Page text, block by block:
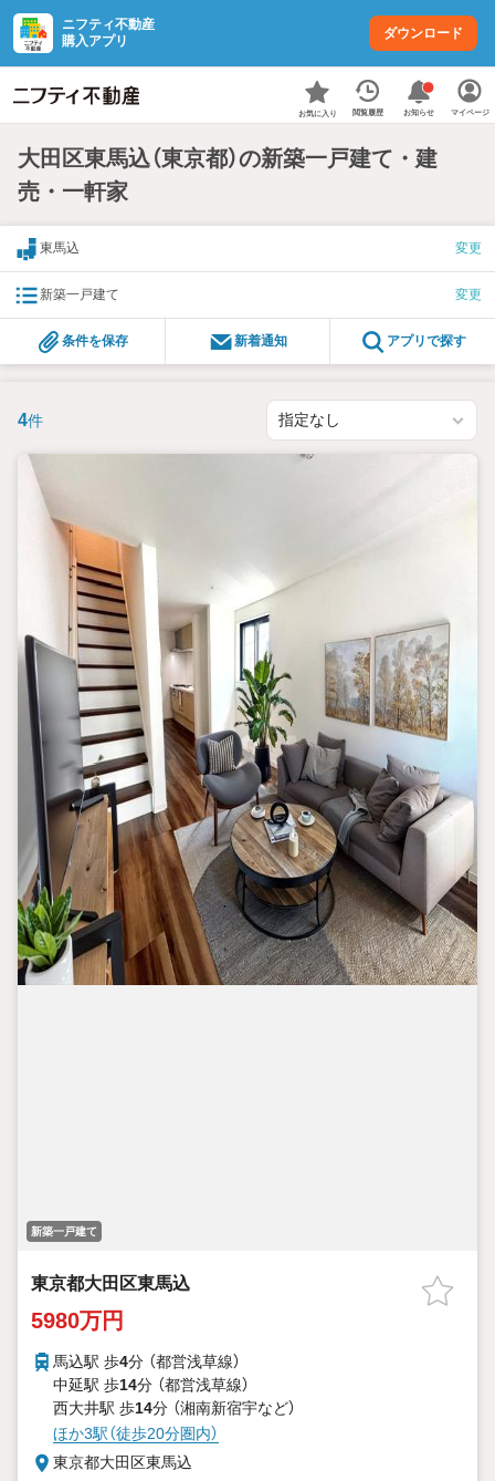
ニフティ不動産
購入アプリ
ダウンロード
お気に入り 閲覧履歴 お知らせ マイページ
大田区東馬込（東京都）の新築一戸建て・建
売・一軒家
東馬込 変更
新築一戸建て 変更
条件を保存 新着通知 アプリで探す
4件
新築一戸建て
東京都大田区東馬込
5980万円
馬込駅 歩4分 （都営浅草線）
中延駅 歩14分 （都営浅草線）
西大井駅 歩14分 （湘南新宿宇など）
ほか3駅（徒歩20分圏内）
東京都大田区東馬込